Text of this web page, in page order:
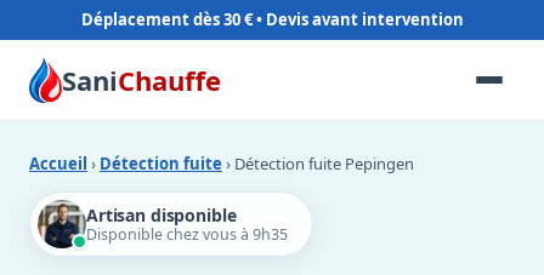
Déplacement dès 30 €
SaniChauffe
Accueil › Détection fuite › Détection fuite Pepingen
Artisan disponible
Disponible chez vous à 9h35